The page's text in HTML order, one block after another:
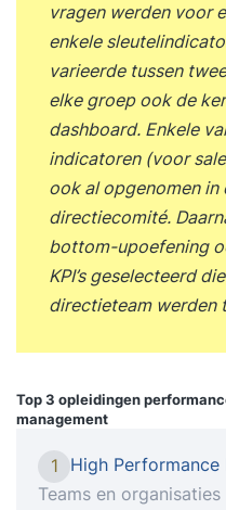
vragen werden voor
enkele
varieerde tussen
elke groep ook de
dashboard. Enkele
indicatoren (voor
ook al opgenomen
directiecomité.
bottom-upoefening
KPI’s geselecteerd
directieteam werden
Top 3 opleidingen
management
1
High Performance
Teams en